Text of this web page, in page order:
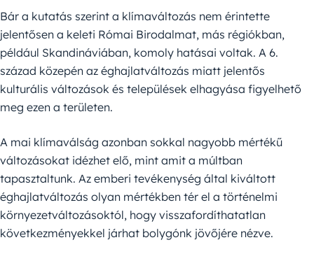
Bár a kutatás szerint a klímaváltozás nem érintette
jelentősen a keleti Római Birodalmat, más régiókban,
például Skandináviában, komoly hatásai voltak. A 6.
század közepén az éghajlatváltozás miatt jelentős
kulturális változások és települések elhagyása figyelhető
meg ezen a területen.
A mai klímaválság azonban sokkal nagyobb mértékű
változásokat idézhet elő, mint amit a múltban
tapasztaltunk. Az emberi tevékenység által kiváltott
éghajlatváltozás olyan mértékben tér el a történelmi
környezetváltozásoktól, hogy visszafordíthatatlan
következményekkel járhat bolygónk jövőjére nézve.